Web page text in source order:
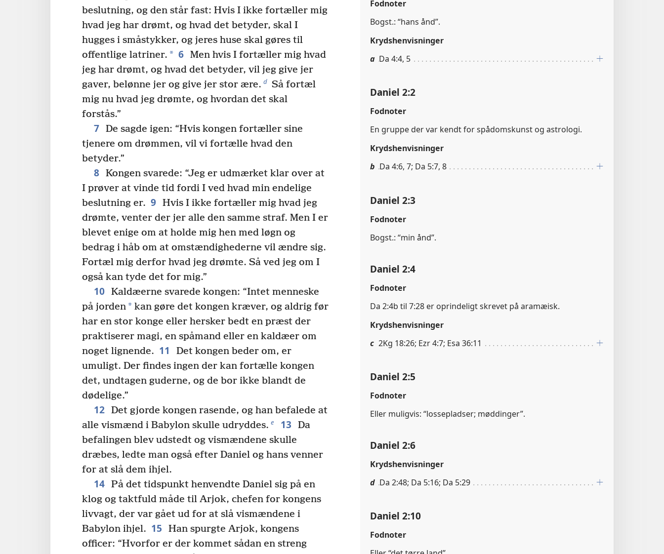
beslutning, og den står fast: Hvis I ikke fortæller mig
hvad jeg har drømt, og hvad det betyder, skal I
hugges i småstykker, og jeres huse skal gøres til
offentlige latriner. * 6 Men hvis I fortæller mig hvad
jeg har drømt, og hvad det betyder, vil jeg give jer
gaver, belønne jer og give jer stor ære. d Så fortæl
mig nu hvad jeg drømte, og hvordan det skal
forstås.”
7 De sagde igen: “Hvis kongen fortæller sine
tjenere om drømmen, vil vi fortælle hvad den
betyder.”
8 Kongen svarede: “Jeg er udmærket klar over at
I prøver at vinde tid fordi I ved hvad min endelige
beslutning er. 9 Hvis I ikke fortæller mig hvad jeg
drømte, venter der jer alle den samme straf. Men I er
blevet enige om at holde mig hen med løgn og
bedrag i håb om at omstændighederne vil ændre sig.
Fortæl mig derfor hvad jeg drømte. Så ved jeg om I
også kan tyde det for mig.”
10 Kaldæerne svarede kongen: “Intet menneske
på jorden* kan gøre det kongen kræver, og aldrig før
har en stor konge eller hersker bedt en præst der
praktiserer magi, en spåmand eller en kaldæer om
noget lignende. 11
Det kongen beder om, er
umuligt. Der findes ingen der kan fortælle kongen
det, undtagen guderne, og de bor ikke blandt de
dødelige.”
12 Det gjorde kongen rasende, og han befalede at
alle vismænd i Babylon skulle udryddes. e 13
Da
befalingen blev udstedt og vismændene skulle
dræbes, ledte man også efter Daniel og hans venner
for at slå dem ihjel.
14 På det tidspunkt henvendte Daniel sig på en
klog og taktfuld måde til Arjok, chefen for kongens
livvagt, der var gået ud for at slå vismændene i
Babylon ihjel. 15
Han spurgte Arjok, kongens
officer: “Hvorfor er der kommet sådan en streng
Fodnoter
Bogst.: “hans ånd”.
Krydshenvisninger
a Da 4:4, 5
Daniel 2:2
Fodnoter
En gruppe der var kendt for spådomskunst og astrologi.
Krydshenvisninger
b Da 4:6, 7; Da 5:7, 8
Daniel 2:3
Fodnoter
Bogst.: “min ånd”.
Daniel 2:4
Fodnoter
Da 2:4b til 7:28 er oprindeligt skrevet på aramæisk.
Krydshenvisninger
c 2Kg 18:26; Ezr 4:7; Esa 36:11
Daniel 2:5
Fodnoter
Eller muligvis: “lossepladser; møddinger”.
Daniel 2:6
Krydshenvisninger
d Da 2:48; Da 5:16; Da 5:29
Daniel 2:10
Fodnoter